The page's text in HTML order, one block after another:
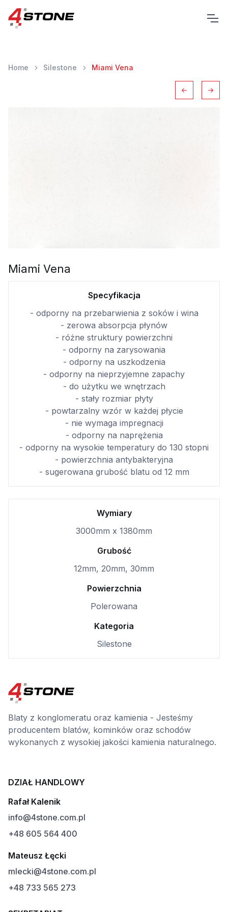
Home Silestone Miami Vena
Miami Vena
Specyfikacja
- odporny na przebarwienia z soków i wina
- zerowa absorpcja płynów
- różne struktury powierzchni
- odporny na zarysowania
- odporny na uszkodzenia
- odporny na nieprzyjemne zapachy
- do użytku we wnętrzach
- stały rozmiar płyty
- powtarzalny wzór w każdej płycie
- nie wymaga impregnacji
- odporny na naprężenia
- odporny na wysokie temperatury do 130 stopni
- powierzchnia antybakteryjna
- sugerowana grubość blatu od 12 mm
Wymiary
3000mm x 1380mm
Grubość
12mm, 20mm, 30mm
Powierzchnia
Polerowana
Kategoria
Silestone
Blaty z konglomeratu oraz kamienia - Jesteśmy
producentem blatów, kominków oraz schodów
wykonanych z wysokiej jakości kamienia naturalnego.
DZIAŁ HANDLOWY
Rafał Kalenik
info@4stone.com.pl
+48 605 564 400
Mateusz Łęcki
mlecki@4stone.com.pl
+48 733 565 273